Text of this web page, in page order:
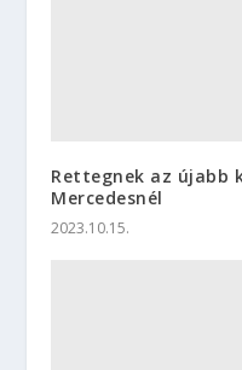
Rettegnek az újabb
Mercedesnél
2023.10.15.